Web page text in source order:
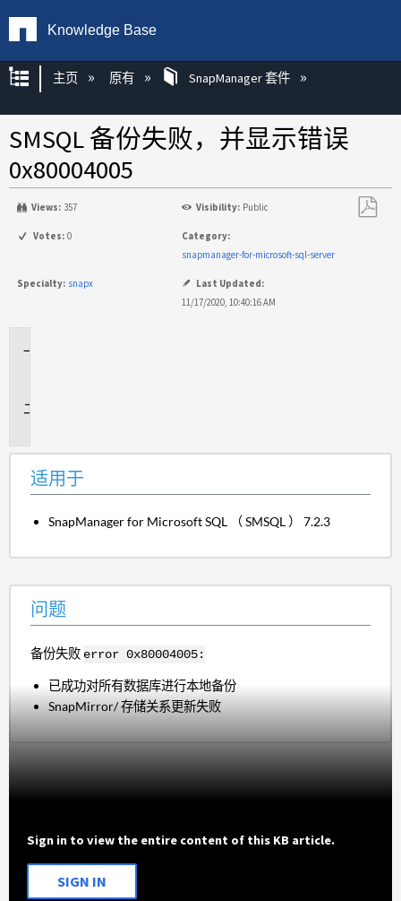
Knowledge Base
扩展/隐缩全局层次
主页 原有 SnapManager 套件
SMSQL 备份失败，并显示错误
0x80004005
Views: 357 Visibility: Public
Votes: 0
Category:
snapmanager-for-microsoft-sql-server
Specialty: snapx
Last Updated:
11/17/2020, 10:40:16 AM
适用于
SnapManager for Microsoft SQL （ SMSQL ） 7.2.3
问题
备份失败 error 0x80004005:
已成功对所有数据库进行本地备份
SnapMirror/ 存储关系更新失败
Sign in to view the entire content of this KB article.
SIGN IN